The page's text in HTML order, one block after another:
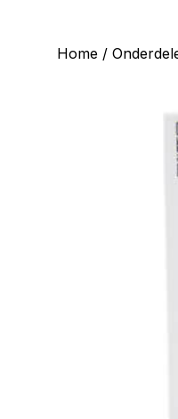
Home /